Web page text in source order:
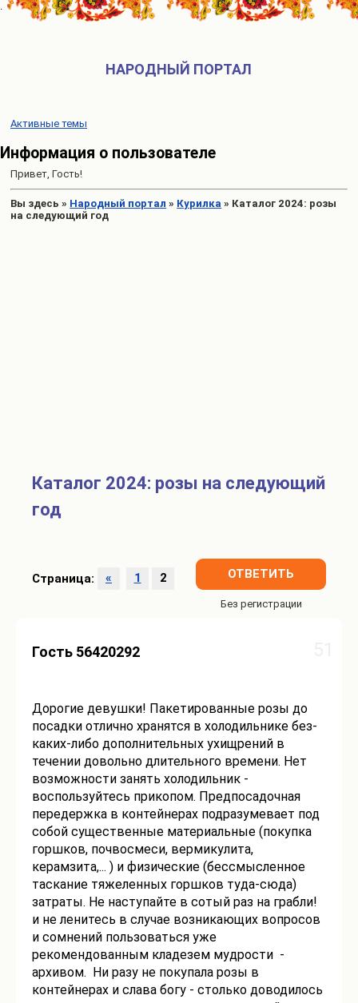
НАРОДНЫЙ ПОРТАЛ
Активные темы
Информация о пользователе
Привет, Гость!
Вы здесь » Народный портал » Курилка » Каталог 2024: розы
на следующий год
Каталог 2024: розы на следующий
год
Страница: « 1 2 ОТВЕТИТЬ
Гость 56420292
Дорогие девушки! Пакетированные розы до
посадки отлично хранятся в холодильнике без-
каких-либо дополнительных ухищрений в
течении довольно длительного времени. Нет
возможности занять холодильник -
воспользуйтесь прикопом. Предпосадочная
передержка в контейнерах подразумевает под
собой существенные материальные (покупка
горшков, почвосмеси, вермикулита,
керамзита,... ) и физические (бессмысленное
таскание тяжеленных горшков туда-сюда)
затраты. Не наступайте в сотый раз на грабли!
и не ленитесь в случае возникающих вопросов
и сомнений пользоваться уже
рекомендованным кладезем мудрости -
архивом. Ни разу не покупала розы в
контейнерах и слава богу - столько доводилось